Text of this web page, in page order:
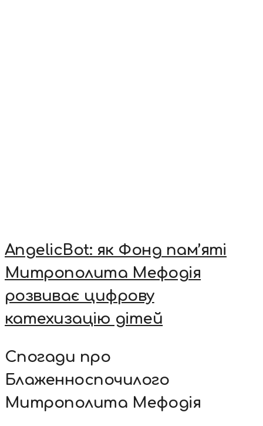
AngelicBot: як Фонд пам’яті
Митрополита Мефодія
розвиває цифрову
катехизацію дітей
Спогади про
Блаженноспочилого
Митрополита Мефодія